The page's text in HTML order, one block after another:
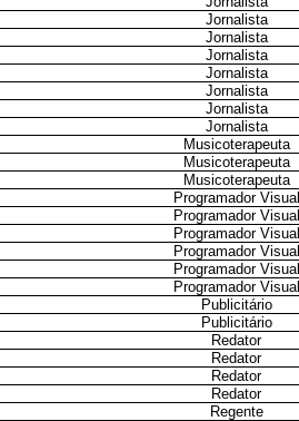
Jornalista
Jornalista
Jornalista
Jornalista
Jornalista
Jornalista
Jornalista
Musicoterapeuta
Musicoterapeuta
Musicoterapeuta
Programador Visual
Programador Visual
Programador Visual
Programador Visual
Programador Visual
Programador Visual
Publicitário
Publicitário
Redator
Redator
Redator
Redator
Regente